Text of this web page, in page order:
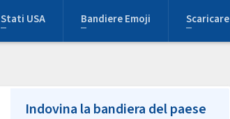
Stati USA Bandiere Emoji Scaricare
Indovina la bandiera del paese